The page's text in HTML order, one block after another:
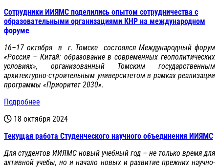
Сотрудники ИИЯМС поделились опытом сотрудничества с
образовательными организациями КНР на международном
форуме
16–17 октября в г. Томске состоялся Международный форум
«Россия – Китай: образование в современных геополитических
условиях», организованный Томским государственным
архитектурно-строительным университетом в рамках реализации
программы «Приоритет 2030».
Подробнее
18 октября 2024
Текущая работа Студенческого научного объединения ИИЯМС
Для студентов ИИЯМС новый учебный год – не только время для
активной учебы, но и начало новых и развитие прежних научно-